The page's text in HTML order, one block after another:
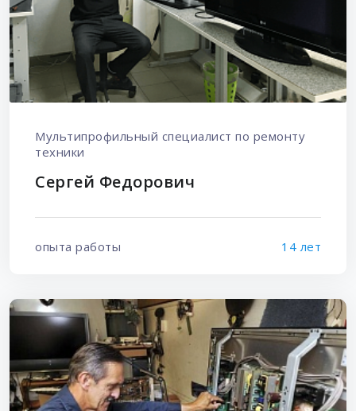
Мультипрофильный специалист по ремонту
техники
Сергей Федорович
опыта работы 14 лет